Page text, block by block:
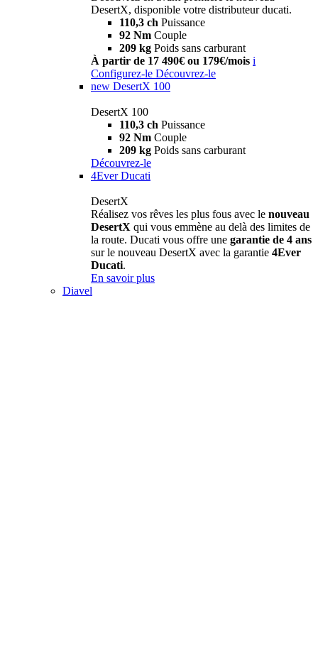
DesertX, disponible votre distributeur ducati.
110,3 ch Puissance
92 Nm Couple
209 kg Poids sans carburant
À partir de 17 490€ ou 179€/mois i
Configurez-le Découvrez-le
new DesertX 100
DesertX 100
110,3 ch Puissance
92 Nm Couple
209 kg Poids sans carburant
Découvrez-le
4Ever Ducati
DesertX
Réalisez vos rêves les plus fous avec le nouveau
DesertX qui vous emmène au delà des limites de
la route. Ducati vous offre une garantie de 4 ans
sur le nouveau DesertX avec la garantie 4Ever
Ducati.
En savoir plus
Diavel